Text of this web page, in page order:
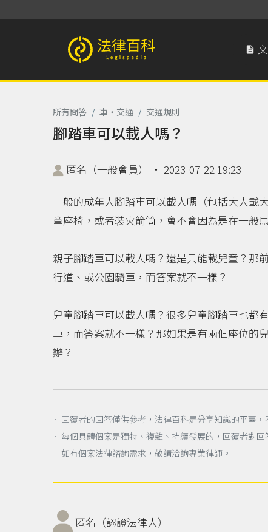
法律百科 Legispedia 
所有問答 / 車‧交通 / 交通規則
腳踏車可以載人嗎？
匿名（一般會員） ‧ 2023-07-22 19:23
一般的成年人腳踏車可以載人嗎（包括大人載
童座椅，或者裝火箭筒，會不會因為是在一般
親子腳踏車可以載人嗎？還是只能載兒童？那
行道、或公園騎車，而答案就不一樣？
兒童腳踏車可以載人嗎？很多兒童腳踏車也都
車，而答案就不一樣？那如果是有兩個座位的
辦？
． 回覆者的回答僅供參考，法律百科是分享知識的平臺
． 每個具體個案是獨特、複雜、持續發展的，回覆者對
如有個案法律諮詢需求，敬請洽詢專業律師。
匿名（認證法律人）